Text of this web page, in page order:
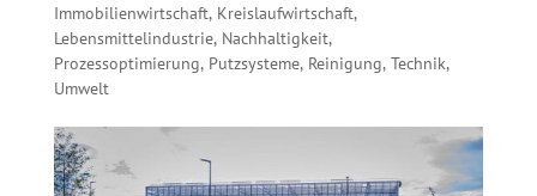
Immobilienwirtschaft, Kreislaufwirtschaft,
Lebensmittelindustrie, Nachhaltigkeit,
Prozessoptimierung, Putzsysteme, Reinigung, Technik,
Umwelt